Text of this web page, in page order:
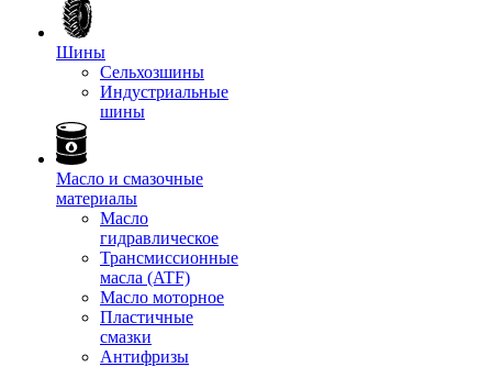
Шины
Сельхозшины
Индустриальные
шины
Масло и смазочные
материалы
Масло
гидравлическое
Трансмиссионные
масла (ATF)
Масло моторное
Пластичные
смазки
Антифризы